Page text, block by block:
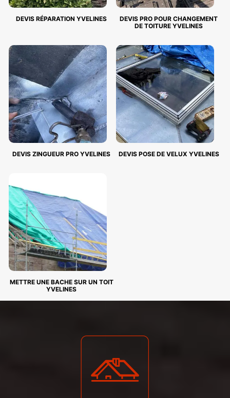
DEVIS RÉPARATION YVELINES
DEVIS PRO POUR CHANGEMENT
DE TOITURE YVELINES
DEVIS ZINGUEUR PRO YVELINES DEVIS POSE DE VELUX YVELINES
METTRE UNE BACHE SUR UN TOIT
YVELINES